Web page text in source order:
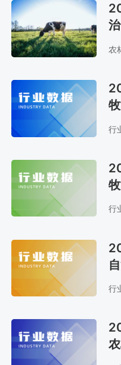
农
行
行
析
行